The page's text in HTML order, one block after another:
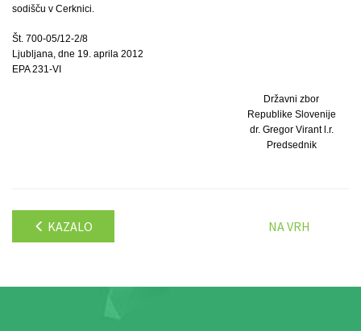
sodišču v Cerknici.
Št. 700-05/12-2/8
Ljubljana, dne 19. aprila 2012
EPA 231-VI
Državni zbor
Republike Slovenije
dr. Gregor Virant l.r.
Predsednik
KAZALO NA VRH